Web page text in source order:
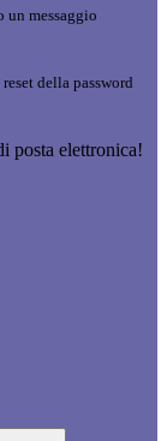
un messaggio
della password
posta elettronica!